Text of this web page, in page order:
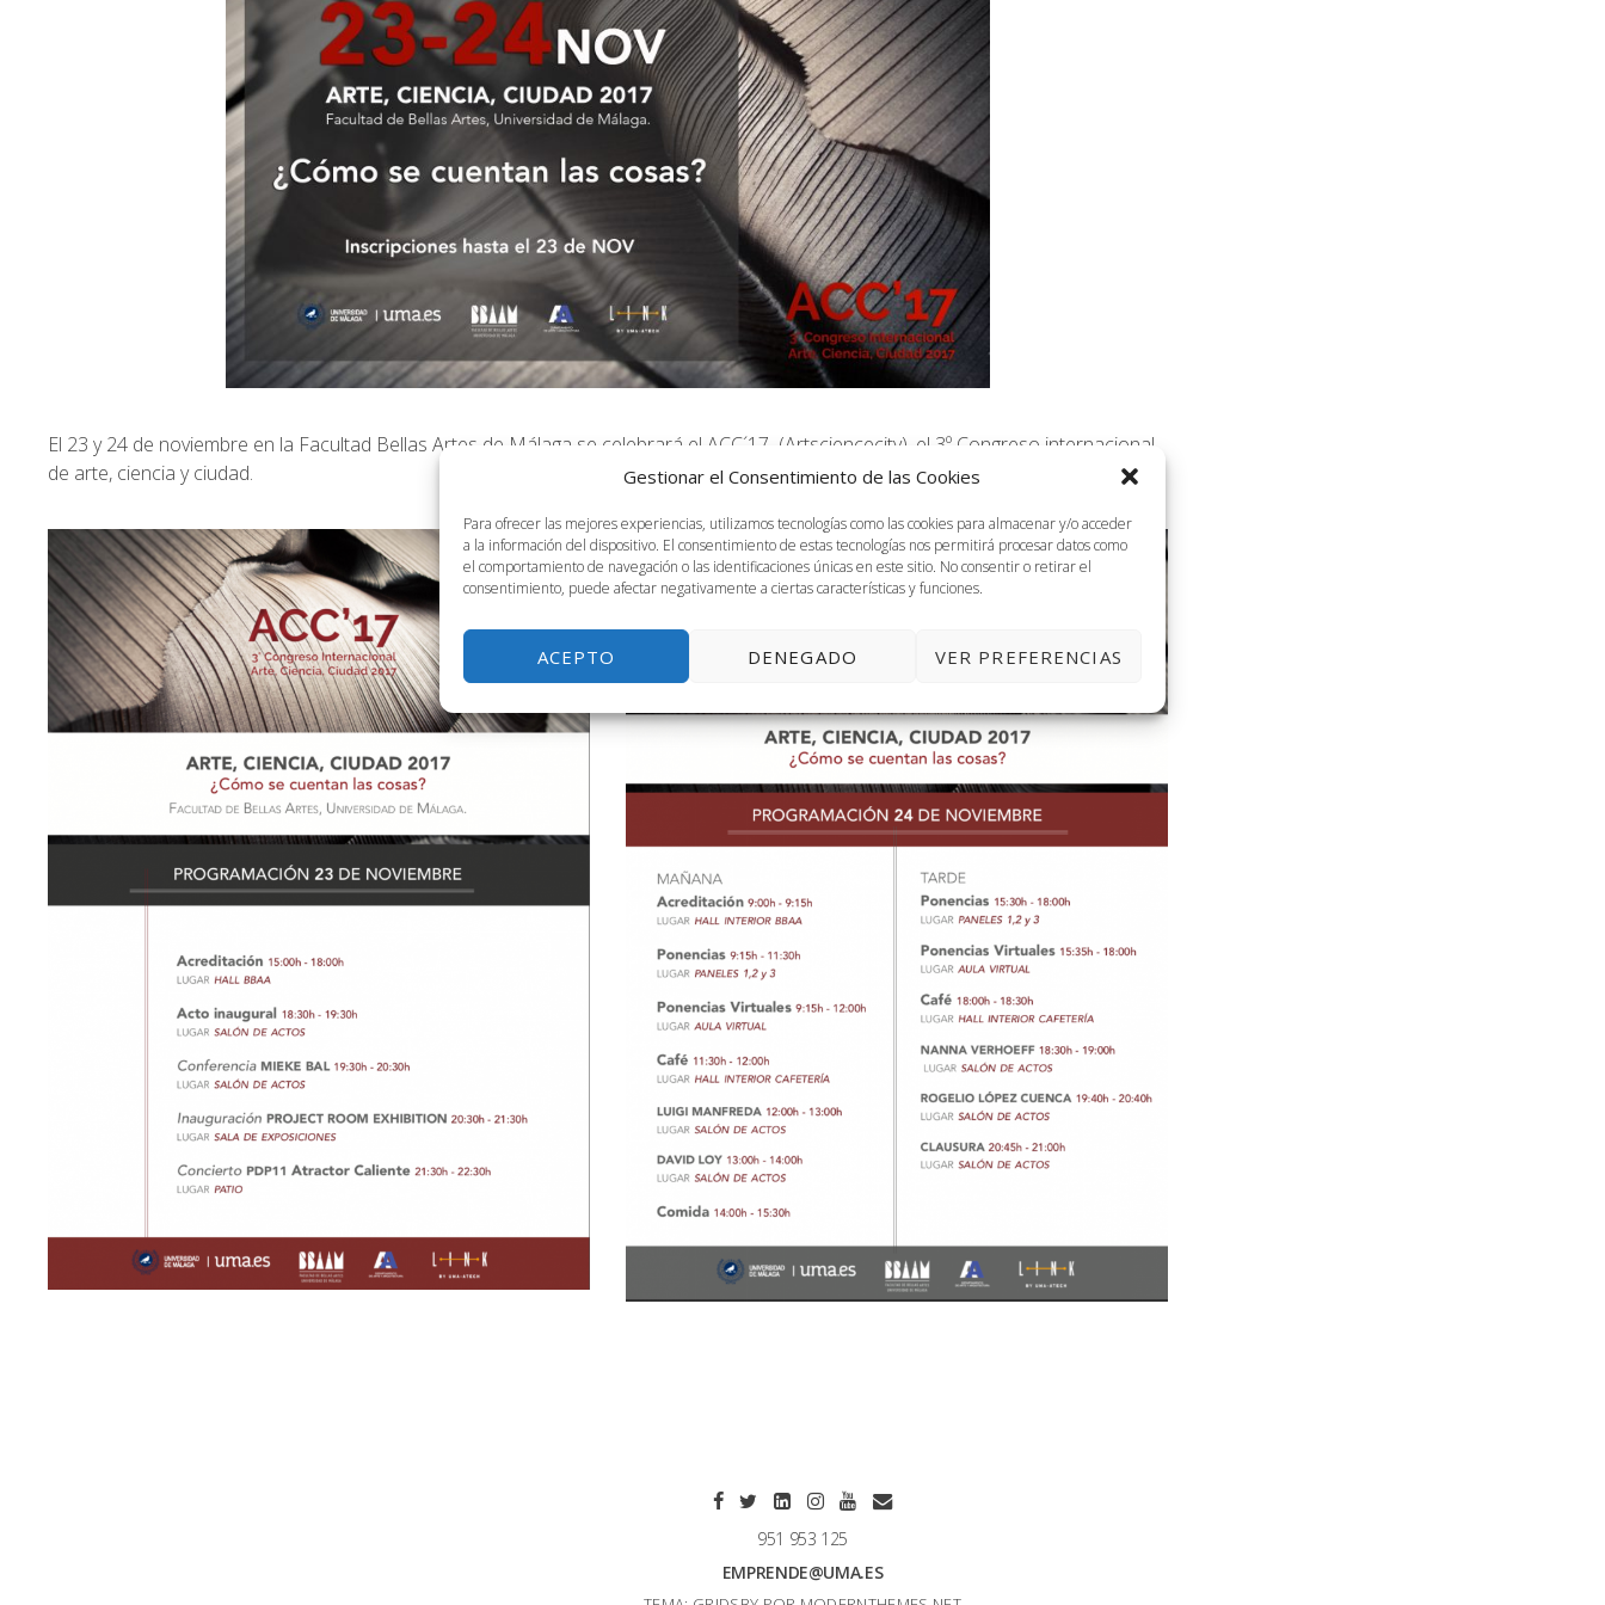
Gestionar el Consentimiento de las Cookies
Para ofrecer las mejores experiencias, utilizamos tecnologías como las cookies para almacenar y/o acceder
a la información del dispositivo. El consentimiento de estas tecnologías nos permitirá procesar datos como
el comportamiento de navegación o las identificaciones únicas en este sitio. No consentir o retirar el
consentimiento, puede afectar negativamente a ciertas características y funciones.
ACEPTO DENEGADO VER PREFERENCIAS
El 23 y 24 de noviembre en la Facultad Bellas Artes de Málaga se celebrará el ACC´17 (Artsciencecity), el 3º Congreso internacional
de arte, ciencia y ciudad.
951 953 125
EMPRENDE@UMA.ES